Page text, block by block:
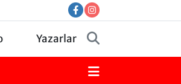
Yazarlar